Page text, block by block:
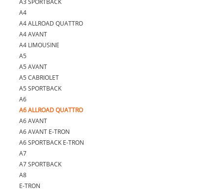
A3 SPORTBACK
A4
A4 ALLROAD QUATTRO
A4 AVANT
A4 LIMOUSINE
A5
A5 AVANT
A5 CABRIOLET
A5 SPORTBACK
A6
A6 ALLROAD QUATTRO
A6 AVANT
A6 AVANT E-TRON
A6 SPORTBACK E-TRON
A7
A7 SPORTBACK
A8
E-TRON